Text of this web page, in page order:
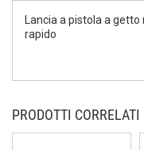
Lancia a pistola a
rapido
PRODOTTI CORRELATI